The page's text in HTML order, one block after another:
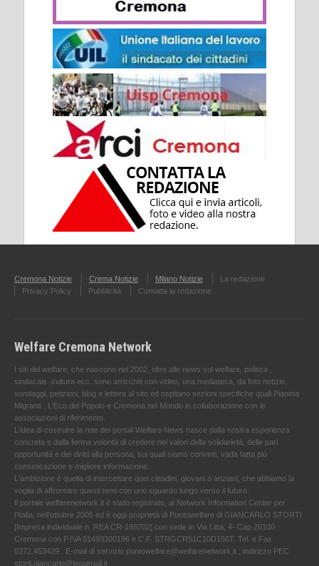
Cremona Notizie Crema Notizie Milano Notizie
La redazione
Privacy Policy
Pubblicità Contatta la redazione
Welfare Cremona Network
I siti del welfare, che nascono nel 2002, oltre alle news sul welfare, politica ,
sindacale ,cultura ecc. sono arricchiti con video, una mediateca, da foto notizie,
sondaggi, petizioni, blog e lettere al sito ed ospitano sezioni specifiche quali Pianeta
Migranti , L'Eco del Popolo e Cremona nel Mondo in collaborazione con le
associazioni di riferimento.
L'idea di costruire la rete dei portali Welfare News nasce dalla nostra esperienza
concreta e dalla ferma volontà di credere nei valori della solidarietà, delle pari
opportunità e dei diritti alla persona, sui quali siamo convinti, vada fatta più
comunicazione e migliore informazione.
L'ambizione è quella di intercettare quei cittadini, giovani o anziani, che abbiamo la
voglia di affrontare questi temi con uno sguardo lungo verso il futuro.
Il portale welfarenetwork.it è stato registrato, al Network Information Center per
l'Italia, nell’ottobre 2005 ed è oggi proprietà di Puntowelfare di GIANCARLO STORTI
[Impresa individuale n. REA CR-188702] con sede in Via Litta, 4- Cap 26100
Cremona con P.IVA 01493300196 e C.F. STRGCR51C10D150T. Tel. e Fax
0372.453429 . E-mail di servizio puntowelfare@welfarenetwork.it ; indirizzo PEC
storti.giancarlo@legalmail.it